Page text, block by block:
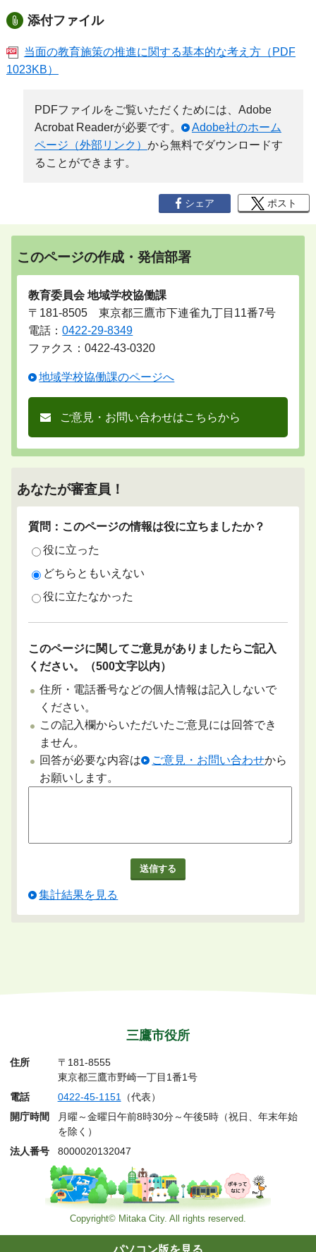
添付ファイル
当面の教育施策の推進に関する基本的な考え方（PDF
1023KB）
PDFファイルをご覧いただくためには、Adobe
Acrobat Readerが必要です。
Adobe社のホーム
ページ（外部リンク） から無料でダウンロードす
ることができます。
シェア ポスト
このページの作成・発信部署
教育委員会 地域学校協働課
〒181-8505 東京都三鷹市下連雀九丁目11番7号
電話：0422-29-8349
ファクス：0422-43-0320
地域学校協働課のページへ
ご意見・お問い合わせはこちらから
あなたが審査員！
質問：このページの情報は役に立ちましたか？
役に立った
どちらともいえない
役に立たなかった
このページに関してご意見がありましたらご記入
ください。（500文字以内）
住所・電話番号などの個人情報は記入しないで
ください。
この記入欄からいただいたご意見には回答でき
ません。
回答が必要な内容は
ご意見・お問い合わせから
お願いします。
集計結果を見る
三鷹市役所
住所
〒181-8555
東京都三鷹市野崎一丁目1番1号
電話
0422-45-1151（代表）
開庁時間
月曜～金曜日午前8時30分～午後5時（祝日、年末年始
を除く）
法人番号
8000020132047
Copyright© Mitaka City. All rights reserved.
パソコン版を見る